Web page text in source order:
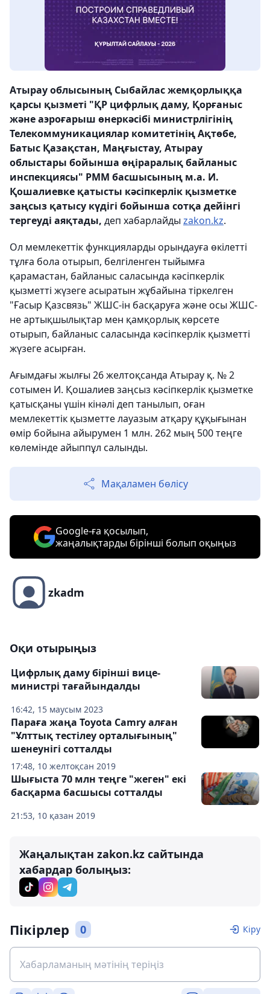
Атырау облысының Сыбайлас жемқорлыққа
қарсы қызметі "ҚР цифрлық даму, Қорғаныс
және аэроғарыш өнеркәсібі министрлігінің
Телекоммуникациялар комитетінің Ақтөбе,
Батыс Қазақстан, Маңғыстау, Атырау
облыстары бойынша өңіраралық байланыс
инспекциясы" РММ басшысының м.а. И.
Қошалиевке қатысты кәсіпкерлік қызметке
заңсыз қатысу күдігі бойынша сотқа дейінгі
тергеуді аяқтады, деп хабарлайды zakon.kz.
Ол мемлекеттік функцияларды орындауға өкілетті
тұлға бола отырып, белгіленген тыйымға
қарамастан, байланыс саласында кәсіпкерлік
қызметті жүзеге асыратын жұбайына тіркелген
"Ғасыр Қазсвязь" ЖШС-ін басқаруға және осы ЖШС-
не артықшылықтар мен қамқорлық көрсете
отырып, байланыс саласында кәсіпкерлік қызметті
жүзеге асырған.
Ағымдағы жылғы 26 желтоқсанда Атырау қ. № 2
сотымен И. Қошалиев заңсыз кәсіпкерлік қызметке
қатысқаны үшін кінәлі деп танылып, оған
мемлекеттік қызметте лауазым атқару құқығынан
өмір бойына айырумен 1 млн. 262 мың 500 теңге
көлемінде айыппұл салынды.
Мақаламен бөлісу
Google-ға қосылып,
жаңалықтарды бірінші болып оқыңыз
zkadm
Оқи отырыңыз
16:42, 15 маусым 2023
Цифрлық даму бірінші вице-
министрі тағайындалды
17:48, 10 желтоқсан 2019
Параға жаңа Toyota Camry алған
"Ұлттық тестілеу орталығының"
шенеунігі сотталды
21:53, 10 қазан 2019
Шығыста 70 млн теңге "жеген" екі
басқарма басшысы сотталды
Жаңалықтан zakon.kz сайтында
хабардар болыңыз:
Пікірлер 0 Кіру